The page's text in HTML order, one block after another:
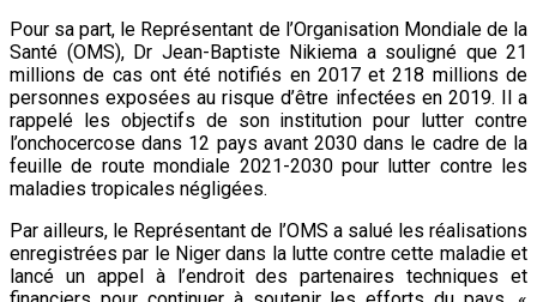
Pour sa part, le Représentant de l’Organisation Mondiale de la
Santé (OMS), Dr Jean-Baptiste Nikiema a souligné que 21
millions de cas ont été notifiés en 2017 et 218 millions de
personnes exposées au risque d’être infectées en 2019. Il a
rappelé les objectifs de son institution pour lutter contre
l’onchocercose dans 12 pays avant 2030 dans le cadre de la
feuille de route mondiale 2021-2030 pour lutter contre les
maladies tropicales négligées.
Par ailleurs, le Représentant de l’OMS a salué les réalisations
enregistrées par le Niger dans la lutte contre cette maladie et
lancé un appel à l’endroit des partenaires techniques et